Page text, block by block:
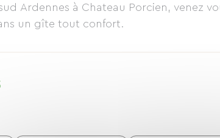
Ardennes à Chateau Porcien, venez
un gîte tout confort.